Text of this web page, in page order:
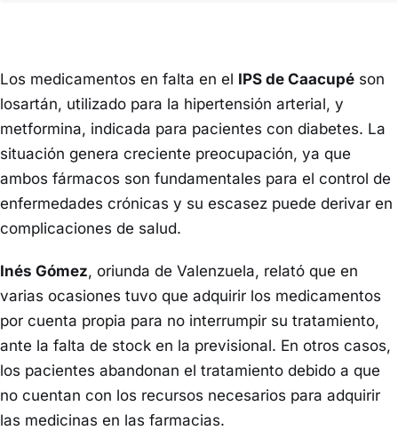
Los medicamentos en falta en el IPS de Caacupé son
losartán, utilizado para la hipertensión arterial, y
metformina, indicada para pacientes con diabetes. La
situación genera creciente preocupación, ya que
ambos fármacos son fundamentales para el control de
enfermedades crónicas y su escasez puede derivar en
complicaciones de salud.
Inés Gómez, oriunda de Valenzuela, relató que en
varias ocasiones tuvo que adquirir los medicamentos
por cuenta propia para no interrumpir su tratamiento,
ante la falta de stock en la previsional. En otros casos,
los pacientes abandonan el tratamiento debido a que
no cuentan con los recursos necesarios para adquirir
las medicinas en las farmacias.